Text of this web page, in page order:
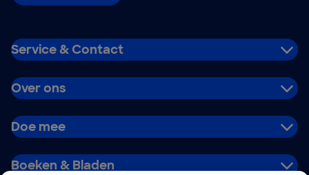
Service & Contact
Over ons
Doe mee
Boeken & Bladen